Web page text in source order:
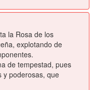
la Rosa de los
explotando de
de tempestad, pues
y poderosas, que